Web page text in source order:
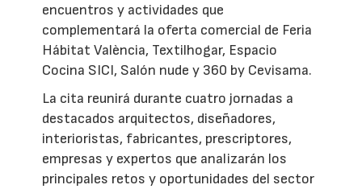
encuentros y actividades que
complementará la oferta comercial de Feria
Hábitat València, Textilhogar, Espacio
Cocina SICI, Salón nude y 360 by Cevisama.
La cita reunirá durante cuatro jornadas a
destacados arquitectos, diseñadores,
interioristas, fabricantes, prescriptores,
empresas y expertos que analizarán los
principales retos y oportunidades del sector